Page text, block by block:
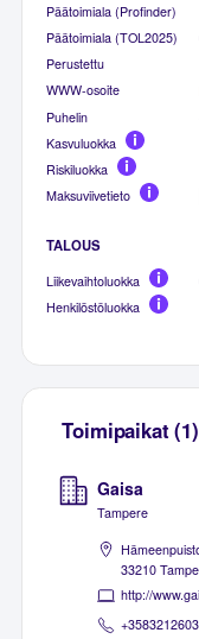
Päätoimiala (Profinder)
Päätoimiala (TOL2025)
Perustettu
WWW-osoite
Puhelin
Kasvuluokka
Riskiluokka
Maksuviivetieto
TALOUS
Liikevaihtoluokka
Henkilöstöluokka
Toimipaikat (1)
Gaisa
Tampere
33210
http://